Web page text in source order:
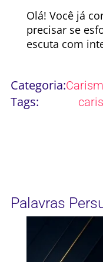
Olá! Você já
precisar se
escuta com
Categoria:
Tags:
Palavras